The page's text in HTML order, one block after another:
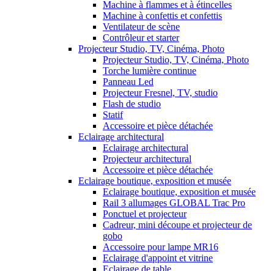
Machine à flammes et à étincelles
Machine à confettis et confettis
Ventilateur de scène
Contrôleur et starter
Projecteur Studio, TV, Cinéma, Photo
Projecteur Studio, TV, Cinéma, Photo
Torche lumière continue
Panneau Led
Projecteur Fresnel, TV, studio
Flash de studio
Statif
Accessoire et pièce détachée
Eclairage architectural
Eclairage architectural
Projecteur architectural
Accessoire et pièce détachée
Eclairage boutique, exposition et musée
Eclairage boutique, exposition et musée
Rail 3 allumages GLOBAL Trac Pro
Ponctuel et projecteur
Cadreur, mini découpe et projecteur de
gobo
Accessoire pour lampe MR16
Eclairage d'appoint et vitrine
Eclairage de table